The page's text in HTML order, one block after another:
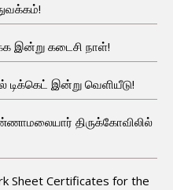
இன்று கடைசி நாள்!
இன்று வெளியீடு!
திருக்கோவிலில்
Sheet Certificates for the